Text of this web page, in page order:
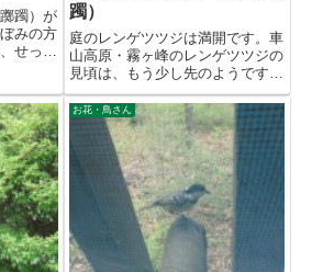
躅）が
みの方
せっせ
躅）
庭のレンゲツツジは満開です。車
山高原・霧ヶ峰のレンゲツツジの
見頃は、もう少し先のようです
ね。庭に一輪だけニッコウキスゲ
が...
お花・鳥さん